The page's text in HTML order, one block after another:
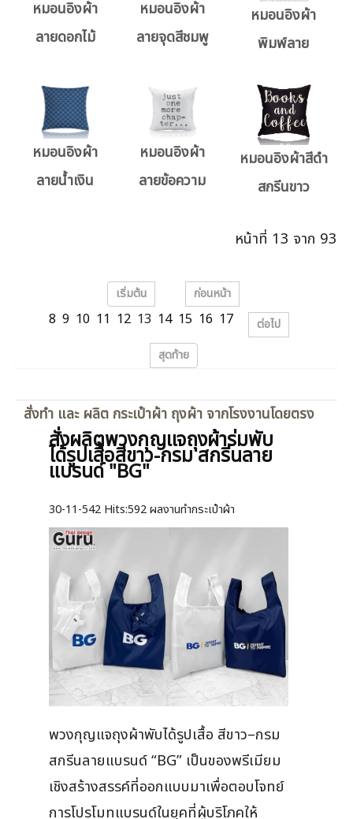
หมอนอิงผ้า
ลายดอกไม้
หมอนอิงผ้า
ลายจุดสีชมพู
หมอนอิงผ้า
พิมพ์ลาย
หมอนอิงผ้า
ลายน้ำเงิน
หมอนอิงผ้า
ลายข้อความ
หมอนอิงผ้าสีดำ
สกรีนขาว
หน้าที่ 13 จาก 93
เริ่มต้น ก่อนหน้า
8 9 10 11 12 13 14 15 16 17
ต่อไป
สุดท้าย
สั่งทำ และ ผลิต กระเป๋าผ้า ถุงผ้า จากโรงงานโดยตรง
สั่งผลิตพวงกุญแจถุงผ้าร่มพับ
ได้รูปเสื้อสีขาว-กรม สกรีนลาย
แบรนด์ "BG"
30-11-542 Hits:592 ผลงานทำกระเป๋าผ้า
พวงกุญแจถุงผ้าพับได้รูปเสื้อ สีขาว–กรม
สกรีนลายแบรนด์ “BG” เป็นของพรีเมียม
เชิงสร้างสรรค์ที่ออกแบบมาเพื่อตอบโจทย์
การโปรโมทแบรนด์ในยุคที่ผู้บริโภคให้